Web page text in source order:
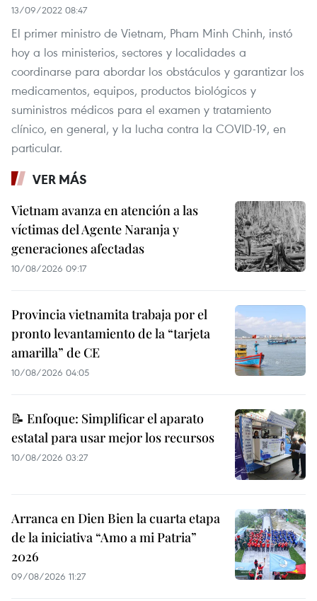
13/09/2022 08:47
El primer ministro de Vietnam, Pham Minh Chinh, instó
hoy a los ministerios, sectores y localidades a
coordinarse para abordar los obstáculos y garantizar los
medicamentos, equipos, productos biológicos y
suministros médicos para el examen y tratamiento
clínico, en general, y la lucha contra la COVID-19, en
particular.
VER MÁS
Vietnam avanza en atención a las
víctimas del Agente Naranja y
generaciones afectadas
10/08/2026 09:17
Provincia vietnamita trabaja por el
pronto levantamiento de la “tarjeta
amarilla” de CE
10/08/2026 04:05
📝 Enfoque: Simplificar el aparato
estatal para usar mejor los recursos
10/08/2026 03:27
Arranca en Dien Bien la cuarta etapa
de la iniciativa “Amo a mi Patria”
2026
09/08/2026 11:27